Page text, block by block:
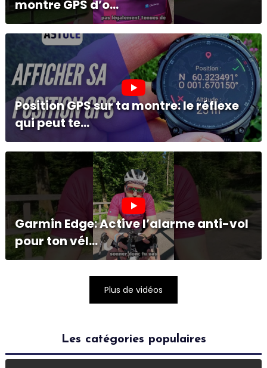
montre GPS d’o...
Position GPS sur ta montre: le réflexe
qui peut te...
Garmin Edge: Active l’alarme anti-vol
pour ton vél...
Plus de vidéos
Les catégories populaires